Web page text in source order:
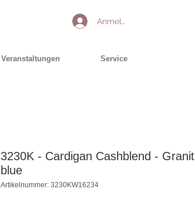
Anmelden
Veranstaltungen Service
3230K - Cardigan Cashblend - Granit
blue
Artikelnummer: 3230KW16234